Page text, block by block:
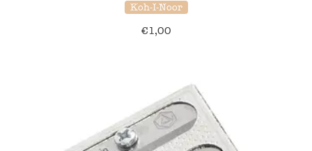
Koh-I-Noor
€1,00